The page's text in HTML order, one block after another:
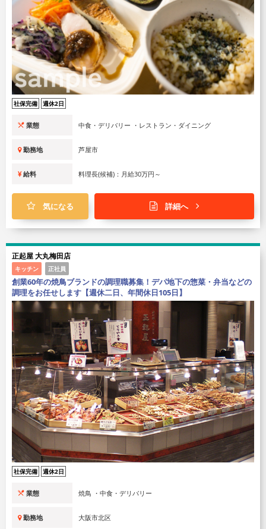
社保完備 週休2日
業態 中食・デリバリー ・レストラン・ダイニング
勤務地 芦屋市
給料 料理長(候補)：月給30万円～
気になる 詳細へ
正起屋 大丸梅田店
キッチン 正社員
創業60年の焼鳥ブランドの調理職募集！デパ地下の惣菜・弁当などの
調理をお任せします【週休二日、年間休日105日】
社保完備 週休2日
業態 焼鳥 ・中食・デリバリー
勤務地 大阪市北区